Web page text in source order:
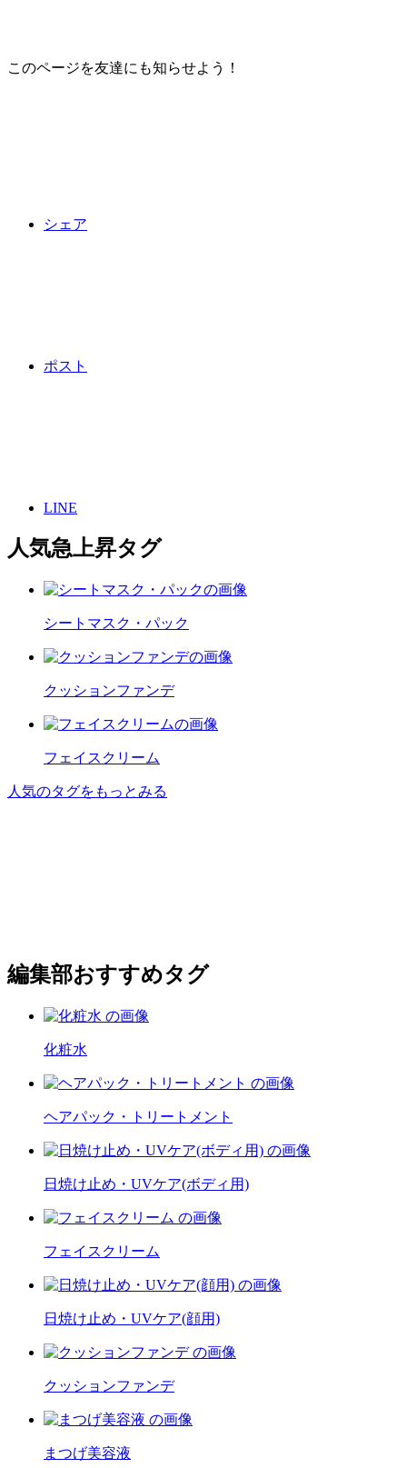
このページを友達にも知らせよう！
シェア
ポスト
LINE
人気急上昇タグ
シートマスク・パック
クッションファンデ
フェイスクリーム
人気のタグをもっとみる
編集部おすすめタグ
化粧水
ヘアパック・トリートメント
日焼け止め・UVケア(ボディ用)
フェイスクリーム
日焼け止め・UVケア(顔用)
クッションファンデ
まつげ美容液